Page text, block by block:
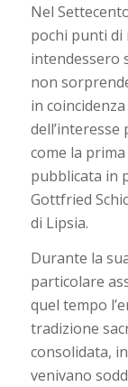
Nel
pochi punti
intendessero
non
in
come la
pubblicata in
Gottfried
di Lipsia.
Durante la
particolare
quel tempo
tradizione
consolidata,
venivano